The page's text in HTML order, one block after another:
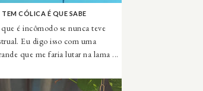
CÓLICA É QUE SABE
é incômodo se nunca teve
Eu digo isso com uma
que me faria lutar na lama ...